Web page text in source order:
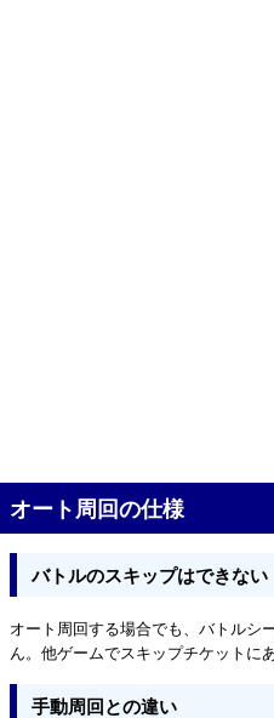
オート周回の仕様
バトルのスキップはできない
オート周回する場合でも、バトルシ
ん。他ゲームでスキップチケットに
手動周回との違い